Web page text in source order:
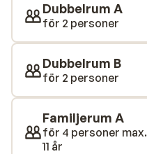
Dubbelrum A
för 2 personer
Dubbelrum B
för 2 personer
Familjerum A
för 4 personer
11 år